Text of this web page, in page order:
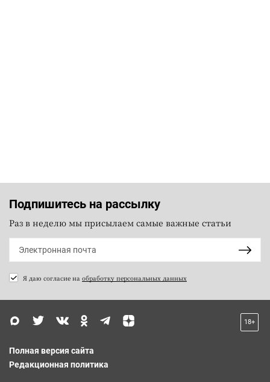
Подпишитесь на рассылку
Раз в неделю мы присылаем самые важные статьи
Я даю согласие на обработку персональных данных
18+
Полная версия сайта
Редакционная политика